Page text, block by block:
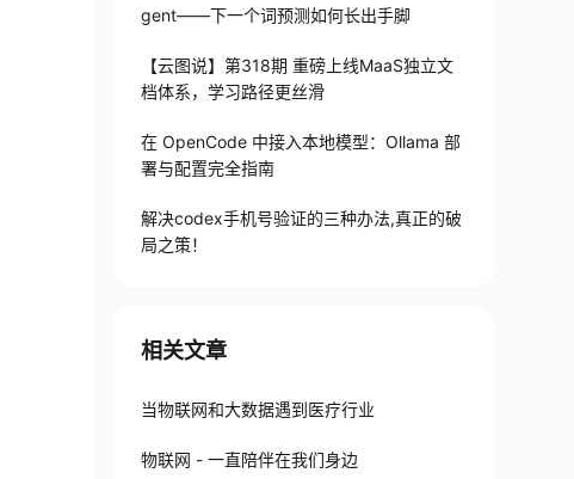
gent——下一个词预测如何长出手脚
【云图说】第318期 重磅上线MaaS独立文
档体系，学习路径更丝滑
在 OpenCode 中接入本地模型：Ollama 部
署与配置完全指南
解决codex手机号验证的三种办法,真正的破
局之策！
相关文章
当物联网和大数据遇到医疗行业
物联网 - 一直陪伴在我们身边